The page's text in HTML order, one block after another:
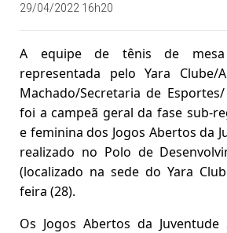
29/04/2022 16h20
A equipe de tênis de mesa
representada pelo Yara Clube/
Machado/Secretaria de
foi a campeã geral da fase sub-
e feminina dos Jogos Abertos da
realizado no Polo de
(localizado na sede do Yara
feira (28).
Os Jogos Abertos da